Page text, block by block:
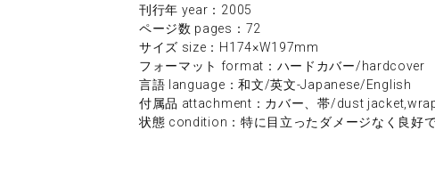
刊行年 year：2005
ページ数 pages：72
サイズ size：H174×W197mm
フォーマット format：ハードカバー/hardcover
言語 language：和文/英文-Japanese/English
付属品 attachment：カバー、帯/dust
状態 condition：特に目立ったダメージなく良好